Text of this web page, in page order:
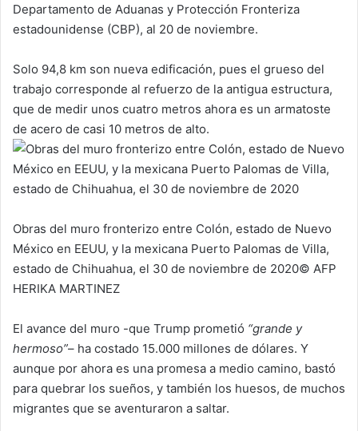
Departamento de Aduanas y Protección Fronteriza
estadounidense (CBP), al 20 de noviembre.
Solo 94,8 km son nueva edificación, pues el grueso del
trabajo corresponde al refuerzo de la antigua estructura,
que de medir unos cuatro metros ahora es un armatoste
de acero de casi 10 metros de alto.
Obras del muro fronterizo entre Colón, estado de Nuevo
México en EEUU, y la mexicana Puerto Palomas de Villa,
estado de Chihuahua, el 30 de noviembre de 2020© AFP
HERIKA MARTINEZ
El avance del muro -que Trump prometió “grande y
hermoso”– ha costado 15.000 millones de dólares. Y
aunque por ahora es una promesa a medio camino, bastó
para quebrar los sueños, y también los huesos, de muchos
migrantes que se aventuraron a saltar.